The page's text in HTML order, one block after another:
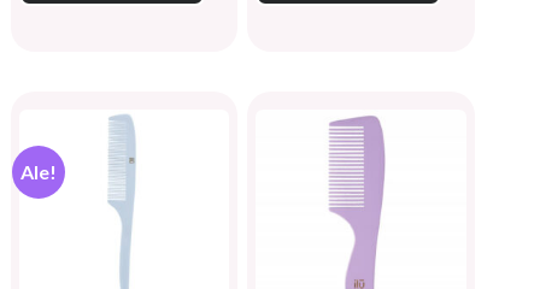
Ale!